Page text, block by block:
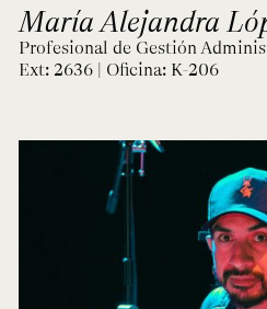
María Alejandra
Profesional de Gestión
Ext: 2636 | Oficina: K-206